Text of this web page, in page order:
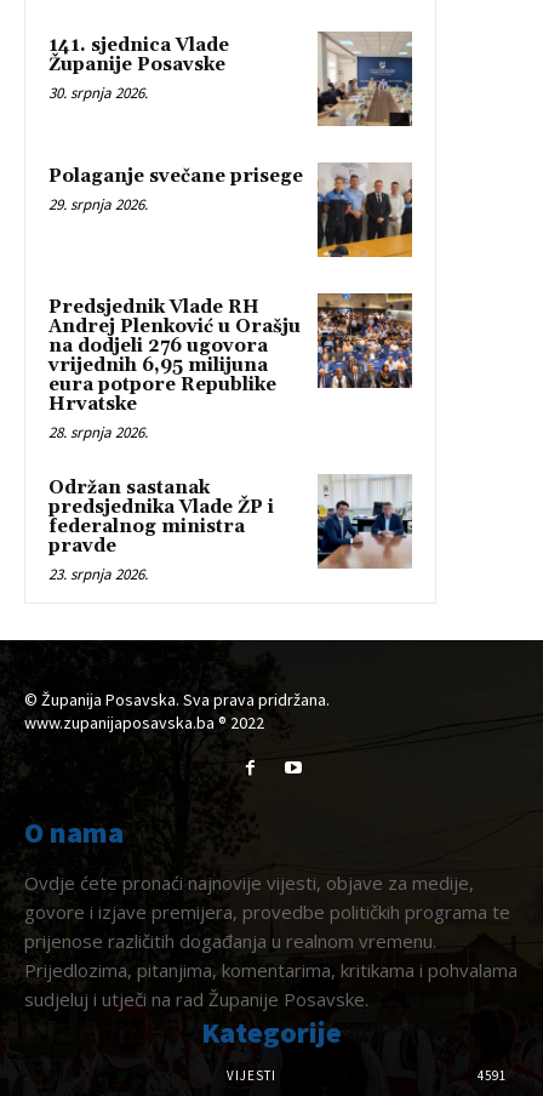
141. sjednica Vlade
Županije Posavske
30. srpnja 2026.
Polaganje svečane prisege
29. srpnja 2026.
Predsjednik Vlade RH
Andrej Plenković u Orašju
na dodjeli 276 ugovora
vrijednih 6,95 milijuna
eura potpore Republike
Hrvatske
28. srpnja 2026.
Održan sastanak
predsjednika Vlade ŽP i
federalnog ministra
pravde
23. srpnja 2026.
© Županija Posavska. Sva prava pridržana.
www.zupanijaposavska.ba ® 2022
O nama
Ovdje ćete pronaći najnovije vijesti, objave za medije,
govore i izjave premijera, provedbe političkih programa te
prijenose različitih događanja u realnom vremenu.
Prijedlozima, pitanjima, komentarima, kritikama i pohvalama
sudjeluj i utječi na rad Županije Posavske.
Kategorije
VIJESTI
4591